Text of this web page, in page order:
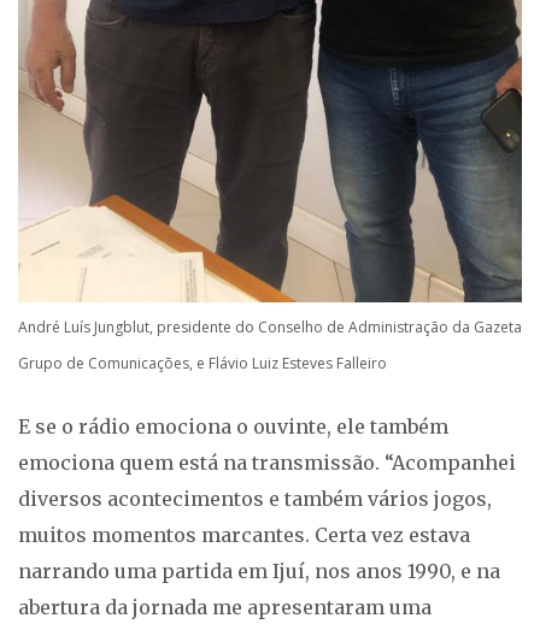
André Luís Jungblut, presidente do Conselho de Administração da Gazeta
Grupo de Comunicações, e Flávio Luiz Esteves Falleiro
E se o rádio emociona o ouvinte, ele também
emociona quem está na transmissão. “Acompanhei
diversos acontecimentos e também vários jogos,
muitos momentos marcantes. Certa vez estava
narrando uma partida em Ijuí, nos anos 1990, e na
abertura da jornada me apresentaram uma